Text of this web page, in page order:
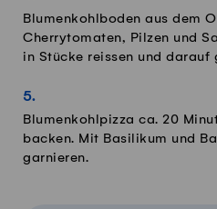
Blumenkohlboden aus dem
Cherrytomaten, Pilzen und
in Stücke reissen und darauf
Blumenkohlpizza ca. 20
backen. Mit Basilikum und
garnieren.